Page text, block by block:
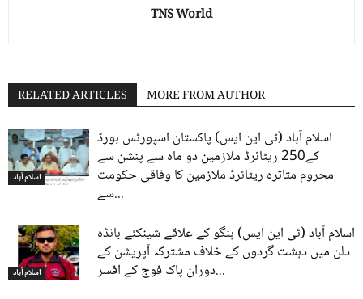
TNS World
RELATED ARTICLES MORE FROM AUTHOR
اسلام آباد
اسلام آباد (ٹی این ایس) پاکستان اسپورٹس بورڈ
کے250 ریٹائرڈ ملازمین دو ماہ سے پنشن سے
محروم متاثرہ ریٹائرڈ ملازمین کا وفاقی حکومت
سے...
اسلام آباد
اسلام آباد (ٹی این ایس) ہنگو کے علاقے شینکئے بانڈہ
دلن میں دہشت گردوں کے خلاف مشترکہ آپریشن کے
دوران پاک فوج کے افسر...